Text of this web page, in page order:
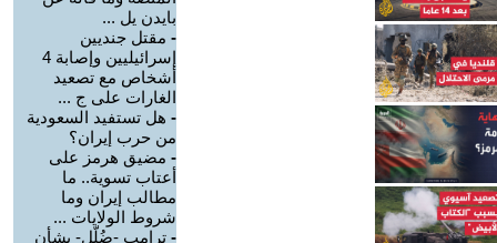
بايدن يل ...
- مقتل جنديين
إسرائيليين وإصابة 4
أشخاص مع تصعيد
الغارات على ج ...
- هل تستفيد السعودية
من حرب إيران؟
- مضيق هرمز على
أعتاب تسوية.. ما
مطالب إيران وما
شروط الولايات ...
- ترامب -ضُلّل- بشأن